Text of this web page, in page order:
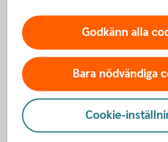
Avkastningsskatt
Skydd för
kapitalförsäkring
Investeringar i kapitalförsäkringar
försäkringsbolag är skyldigt enligt
Godkänn alla
Bara nödvändiga
Cookie-